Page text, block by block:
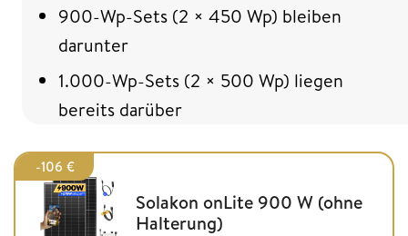
900-Wp-Sets (2 × 450 Wp) bleiben
darunter
1.000-Wp-Sets (2 × 500 Wp) liegen
bereits darüber
-106 €
Solakon onLite 900 W (ohne
Halterung)